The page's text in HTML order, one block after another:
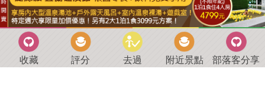
收藏 評分 去過 附近景點 部落客分享